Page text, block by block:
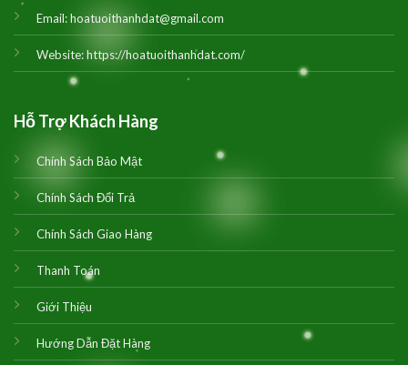
Email:hoatuoithanhdat@gmail.com
Website:https://hoatuoithanhdat.com/
Hỗ Trợ Khách Hàng
Chính Sách Bảo Mật
Chính Sách Đổi Trả
Chính Sách Giao Hàng
Thanh Toán
Giới Thiệu
Hướng Dẫn Đặt Hàng